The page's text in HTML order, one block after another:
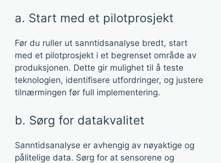
a. Start med et pilotprosjekt
Før du ruller ut sanntidsanalyse bredt, start
med et pilotprosjekt i et begrenset område av
produksjonen. Dette gir mulighet til å teste
teknologien, identifisere utfordringer, og justere
tilnærmingen før full implementering.
b. Sørg for datakvalitet
Sanntidsanalyse er avhengig av nøyaktige og
pålitelige data. Sørg for at sensorene og